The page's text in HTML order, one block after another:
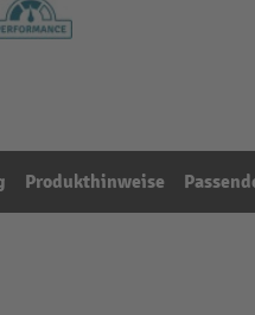
Produkthinweise